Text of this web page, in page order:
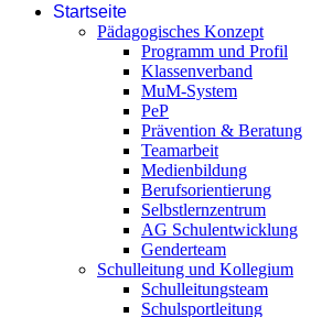
Startseite
Pädagogisches Konzept
Programm und Profil
Klassenverband
MuM-System
PeP
Prävention & Beratung
Teamarbeit
Medienbildung
Berufsorientierung
Selbstlernzentrum
AG Schulentwicklung
Genderteam
Schulleitung und Kollegium
Schulleitungsteam
Schulsportleitung